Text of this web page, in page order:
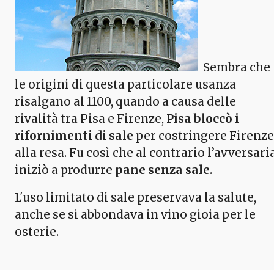
Sembra che
le origini di questa particolare usanza
risalgano al 1100, quando a causa delle
rivalità tra Pisa e Firenze, Pisa bloccò i
rifornimenti di sale per costringere Firenze
alla resa. Fu così che al contrario
iniziò a produrre pane senza sale.
L'uso limitato di sale preservava la salute,
anche se si abbondava in vino gioia per le
osterie.